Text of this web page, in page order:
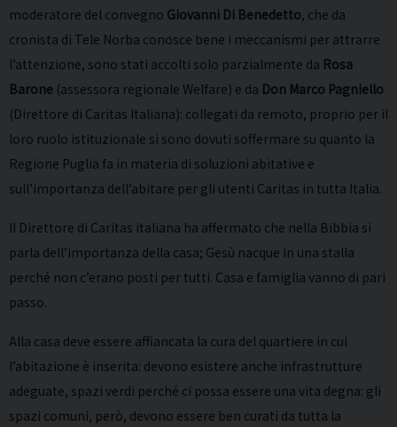
moderatore del convegno Giovanni Di Benedetto, che da
cronista di Tele Norba conosce bene i meccanismi per attrarre
l’attenzione, sono stati accolti solo parzialmente da Rosa
Barone (assessora regionale Welfare) e da Don Marco Pagniello
(Direttore di Caritas Italiana): collegati da remoto, proprio per il
loro ruolo istituzionale si sono dovuti soffermare su quanto la
Regione Puglia fa in materia di soluzioni abitative e
sull’importanza dell’abitare per gli utenti Caritas in tutta Italia.
Il Direttore di Caritas italiana ha affermato che nella Bibbia si
parla dell’importanza della casa; Gesù nacque in una stalla
perché non c’erano posti per tutti. Casa e famiglia vanno di pari
passo.
Alla casa deve essere affiancata la cura del quartiere in cui
l’abitazione è inserita: devono esistere anche infrastrutture
adeguate, spazi verdi perché ci possa essere una vita degna: gli
spazi comuni, però, devono essere ben curati da tutta la